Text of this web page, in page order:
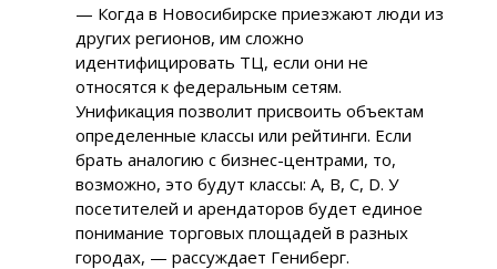
— Когда в Новосибирске приезжают люди из
других регионов, им сложно
идентифицировать ТЦ, если они не
относятся к федеральным сетям.
Унификация позволит присвоить объектам
определенные классы или рейтинги. Если
брать аналогию с бизнес-центрами, то,
возможно, это будут классы: A, B, C, D. У
посетителей и арендаторов будет единое
понимание торговых площадей в разных
городах, — рассуждает Гениберг.